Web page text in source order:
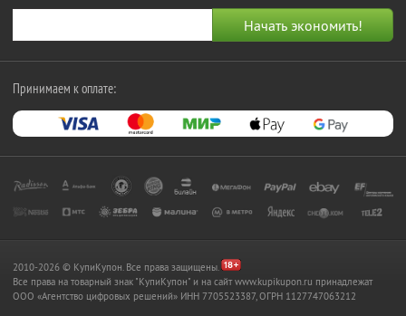
Принимаем к оплате:
2010-2026 © КупиКупон. Все права защищены.
Все права на товарный знак "КупиКупон" и на сайт www.kupikupon.ru принадлежат
OOO «Агентство цифровых решений» ИНН 7705523387, ОГРН 1127747063212